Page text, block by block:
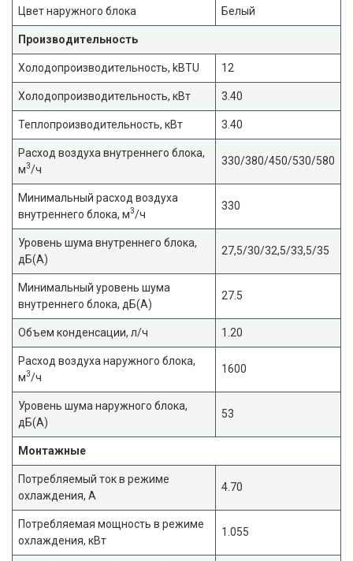
Цвет наружного блока Белый
Производительность
Холодопроизводительность, kBTU 12
Холодопроизводительность, кВт 3.40
Теплопроизводительность, кВт 3.40
Расход воздуха внутреннего блока,
м3/ч
330/380/450/530/580
Минимальный расход воздуха
внутреннего блока, м3/ч
330
Уровень шума внутреннего блока,
дБ(А)
27,5/30/32,5/33,5/35
Минимальный уровень шума
внутреннего блока, дБ(А)
27.5
Объем конденсации, л/ч 1.20
Расход воздуха наружного блока,
м3/ч
1600
Уровень шума наружного блока,
дБ(А)
53
Монтажные
Потребляемый ток в режиме
охлаждения, А
4.70
Потребляемая мощность в режиме
охлаждения, кВт
1.055